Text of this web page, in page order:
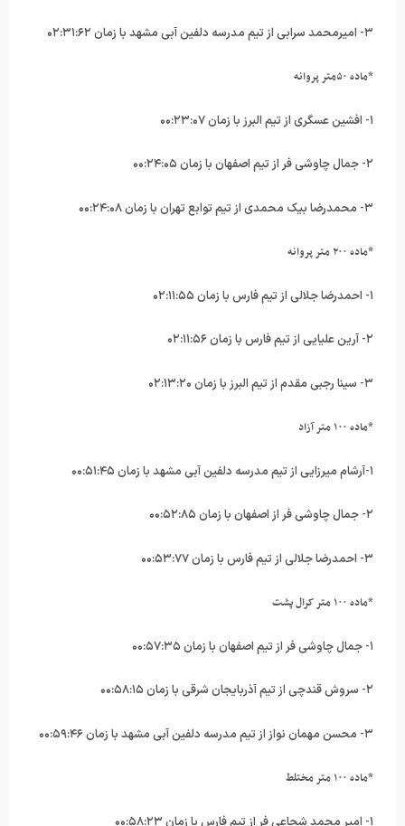
۳- امیرمحمد سرابی از تیم مدرسه دلفین آبی مشهد با زمان ۰۲:۳۱:۶۲
*ماده ۵۰متر پروانه
۲- جمال چاوشی فر از تیم اصفهان با زمان ۰۰:۲۴:۰۵
۳- محمدرضا بیک محمدی از تیم توابع تهران با زمان ۰۰:۲۴:۰۸
*ماده ۲۰۰ متر پروانه
۲- آرین علیایی از تیم فارس با زمان ۰۲:۱۱:۵۶
۳- سینا رجبی مقدم از تیم البرز با زمان ۰۲:۱۳:۲۰
*ماده ۱۰۰ متر آزاد
۲- جمال چاوشی فر از اصفهان با زمان ۰۰:۵۲:۸۵
۳- احمدرضا جلالی از تیم فارس با زمان ۰۰:۵۳:۷۷
*ماده ۱۰۰ متر کرال پشت
۲- سروش قندچی از تیم آذربایجان شرقی با زمان ۰۰:۵۸:۱۵
۳- محسن مهمان نواز از تیم مدرسه دلفین آبی مشهد با زمان ۰۰:۵۹:۴۶
*ماده ۱۰۰ متر مختلط